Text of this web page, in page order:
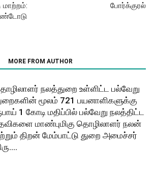
மாற்றம்:
போர்க்குரல்
MORE FROM AUTHOR
நலத்துறை உள்ளிட்ட பல்வேறு
மூலம் 721 பயனாளிகளுக்கு
1 கோடி மதிப்பில் பல்வேறு நலத்திட்ட
மாண்புமிகு தொழிலாளர் நலன்
திறன் மேம்பாட்டு துறை அமைச்சர்